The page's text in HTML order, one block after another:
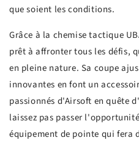
que soient les conditions.
Grâce à la chemise tactique
prêt à affronter tous les défis,
en pleine nature. Sa coupe
innovantes en font un
passionnés d'Airsoft en quête
laissez pas passer
équipement de pointe qui fera